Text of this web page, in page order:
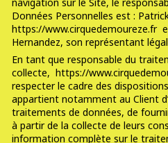
Données Personnelles est :
https://www.cirquedemoureze.fr
Hernandez, son représentant
En tant que responsable du
collecte, https://
respecter le cadre des
appartient notamment au Client
traitements de données, de
à partir de la collecte de leurs
information complète sur le